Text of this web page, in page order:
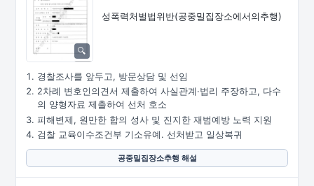
성폭력처벌법위반(공중밀집장소에서의추행)
경찰조사를 앞두고, 방문상담 및 선임
2차례 변호인의견서 제출하여 사실관계·법리 주장하고, 다수
의 양형자료 제출하여 선처 호소
피해변제, 원만한 합의 성사 및 진지한 재범예방 노력 지원
검찰 교육이수조건부 기소유예. 선처받고 일상복귀
공중밀집장소추행 해설